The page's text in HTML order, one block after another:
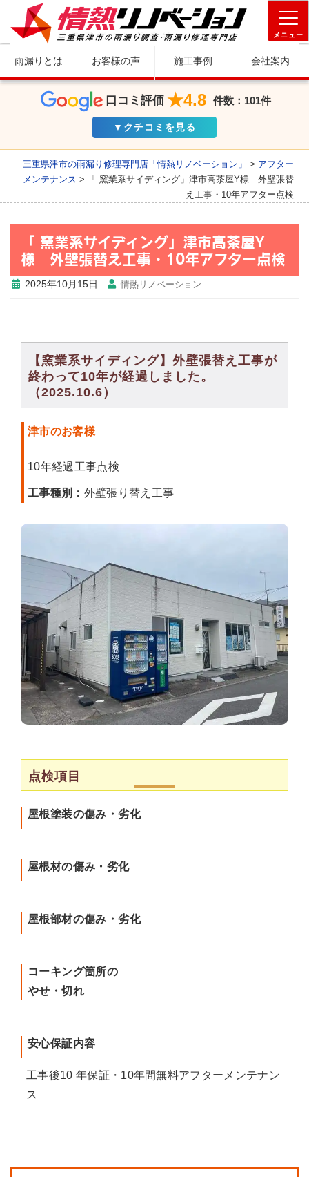
メニュー
雨漏りとは お客様の声 施工事例 会社案内
口コミ評価 ★4.8 件数：101件
▼クチコミを見る
三重県津市の雨漏り修理専門店「情熱リノベーション」 > アフター
メンテナンス >
「 窯業系サイディング」津市高茶屋Y様 外壁張替
え工事・10年アフター点検
「 窯業系サイディング」津市高茶屋Y
様 外壁張替え工事・10年アフター点検
2025年10月15日 情熱リノベーション
【窯業系サイディング】外壁張替え工事が
終わって10年が経過しました。
（2025.10.6）
津市のお客様
10年経過工事点検
工事種別： 外壁張り替え工事
点検項目
屋根塗装の傷み・劣化
屋根材の傷み・劣化
屋根部材の傷み・劣化
コーキング箇所の
やせ・切れ
安心保証内容
工事後10 年保証・10年間無料アフターメンテナン
ス